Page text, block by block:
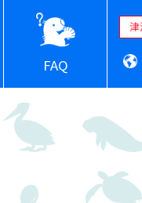
FAQ